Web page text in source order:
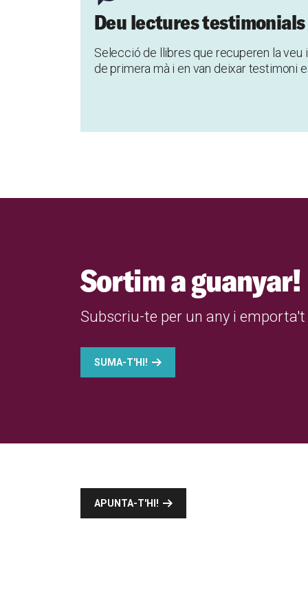
Deu lectures
Selecció de llibres que recuperen la
de primera mà i en van deixar testimoni
Sortim a guanyar!
Subscriu-te per un any i
SUMA-T'HI!
APUNTA-T'HI!